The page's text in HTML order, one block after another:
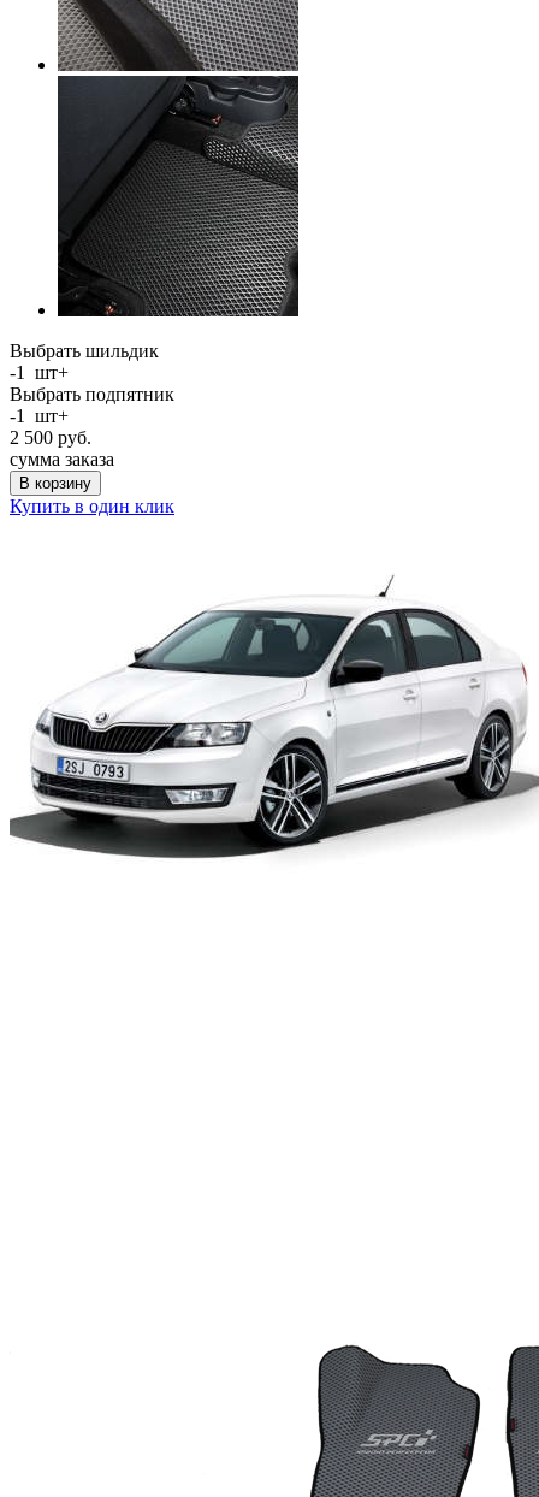
Выбрать шильдик
-1 шт+
Выбрать подпятник
-1 шт+
2 500 руб.
сумма заказа
В корзину
Купить в один клик